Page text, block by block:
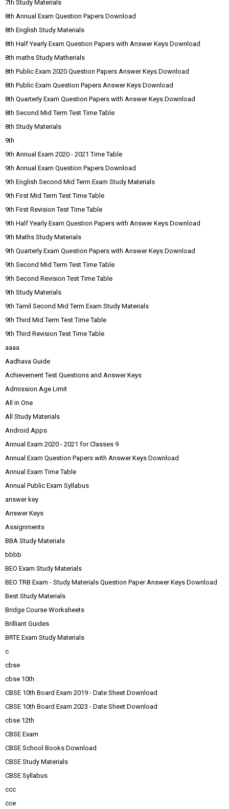
7th Study Materials
8th Annual Exam Question Papers Download
8th English Study Materials
8th Half Yearly Exam Question Papers with Answer Keys Download
8th maths Study Matherials
8th Public Exam 2020 Question Papers Answer Keys Download
8th Public Exam Question Papers Answer Keys Download
8th Quarterly Exam Question Papers with Answer Keys Download
8th Second Mid Term Test Time Table
8th Study Materials
9th
9th Annual Exam 2020 - 2021 Time Table
9th Annual Exam Question Papers Download
9th English Second Mid Term Exam Study Materials
9th First Mid Term Test Time Table
9th First Revision Test Time Table
9th Half Yearly Exam Question Papers with Answer Keys Download
9th Maths Study Materials
9th Quarterly Exam Question Papers with Answer Keys Download
9th Second Mid Term Test Time Table
9th Second Revision Test Time Table
9th Study Materials
9th Tamil Second Mid Term Exam Study Materials
9th Third Mid Term Test Time Table
9th Third Revision Test Time Table
aaaa
Aadhava Guide
Achievement Test Questions and Answer Keys
Admission Age Limit
All in One
All Study Materials
Android Apps
Annual Exam 2020 - 2021 for Classes 9
Annual Exam Question Papers with Answer Keys Download
Annual Exam Time Table
Annual Public Exam Syllabus
answer key
Answer Keys
Assignments
BBA Study Materials
bbbb
BEO Exam Study Materials
BEO TRB Exam - Study Materials Question Paper Answer Keys Download
Best Study Materials
Bridge Course Worksheets
Brilliant Guides
BRTE Exam Study Materials
c
cbse
cbse 10th
CBSE 10th Board Exam 2019 - Date Sheet Download
CBSE 10th Board Exam 2023 - Date Sheet Download
cbse 12th
CBSE Exam
CBSE School Books Download
CBSE Study Materials
CBSE Syllabus
ccc
cce